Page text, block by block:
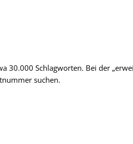
30.000 Schlagworten. Bei der
suchen.